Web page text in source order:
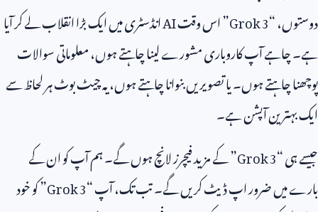
دوستوں، “Grok 3” اس وقتAIانڈسٹری میں ایک بڑا انقلاب لے کر آیا
ہے۔ چاہے آپ کاروباری مشورے لینا چاہتے ہوں، معلوماتی سوالات
پوچھنا چاہتے ہوں۔ یا تصویریں بنوانا چاہتے ہوں، یہ چیٹ بوٹ ہر لحاظ سے
ایک بہترین آپشن ہے۔
جیسے ہی “Grok 3” کے مزید فیچرز لانچ ہوں گے۔ ہم آپ کو ان کے
بارے میں ضرور اپ ڈیٹ کریں گے۔ تب تک، آپ “Grok 3” کو خود